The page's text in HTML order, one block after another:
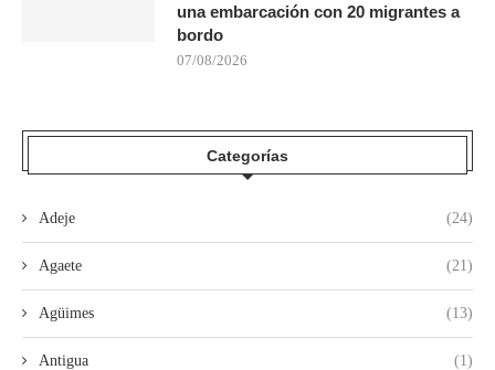
una embarcación con 20 migrantes a
bordo
07/08/2026
Categorías
Adeje (24)
Agaete (21)
Agüimes (13)
Antigua (1)